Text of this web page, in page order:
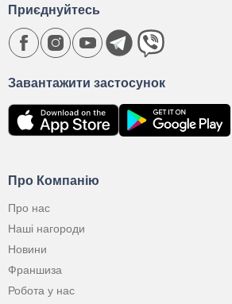
Про Компанію
Про нас
Наші нагороди
Новини
Франшиза
Робота у нас
Завантажити застосунок
Приєднуйтесь